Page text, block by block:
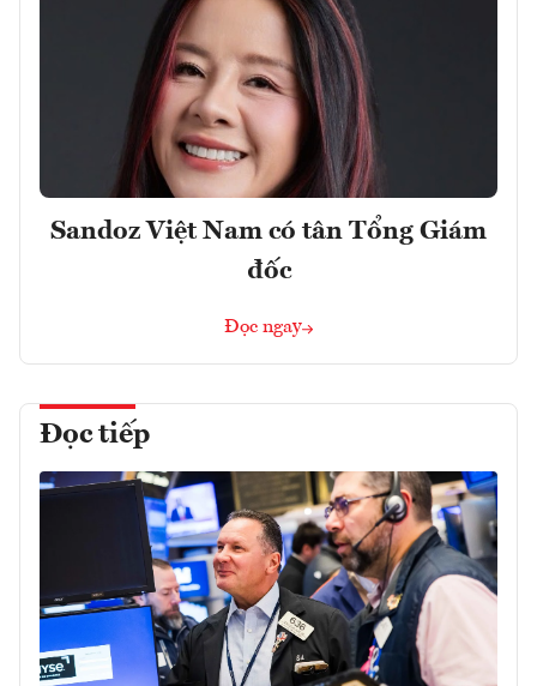
Sandoz Việt Nam có tân Tổng Giám
đốc
Đọc ngay
Đọc tiếp